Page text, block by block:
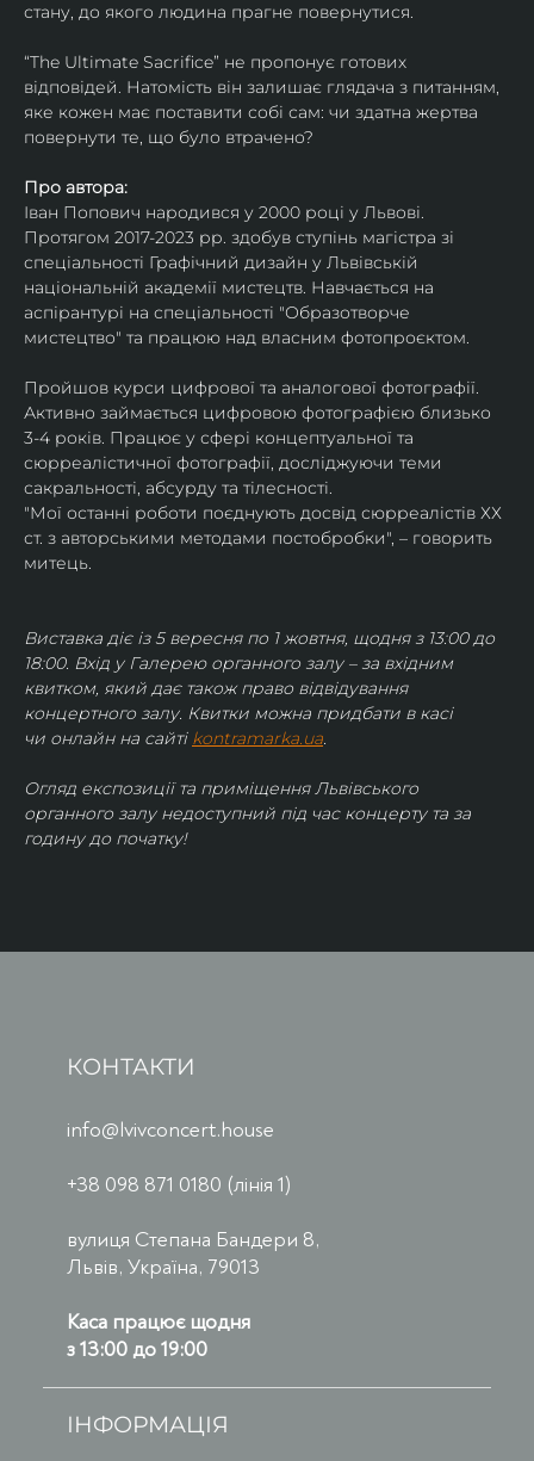
стану, до якого людина прагне повернутися.
“The Ultimate Sacrifice” не пропонує готових
відповідей. Натомість він залишає глядача з питанням,
яке кожен має поставити собі сам: чи здатна жертва
повернути те, що було втрачено?
Про автора:
Іван Попович народився у 2000 році у Львові.
Протягом 2017-2023 рр. здобув ступінь магістра зі
спеціальності Графічний дизайн у Львівській
національній академії мистецтв. Навчається на
аспірантурі на спеціальності "Образотворче
мистецтво" та працюю над власним фотопроєктом.
Пройшов курси цифрової та аналогової фотографії.
Активно займається цифровою фотографією близько
3-4 років. Працює у сфері концептуальної та
сюрреалістичної фотографії, досліджуючи теми
сакральності, абсурду та тілесності.
"Мої останні роботи поєднують досвід сюрреалістів ХХ
ст. з авторськими методами постобробки", – говорить
митець.
Виставка діє із 5 вересня по 1 жовтня, щодня з 13:00 до
18:00. Вхід у Галерею органного залу – за вхідним
квитком, який дає також право відвідування
концертного залу. Квитки можна придбати в касі
чи онлайн на сайті kontramarka.ua.
Огляд експозиції та приміщення Львівського
органного залу недоступний під час концерту та за
годину до початку!
КОНТАКТИ
info@lvivconcert.house
+38 098 871 0180 (лінія 1)
вулиця Степана Бандери 8,
Львів, Україна, 79013
Каса працює щодня
з 13:00 до 19:00
ІНФОРМАЦІЯ